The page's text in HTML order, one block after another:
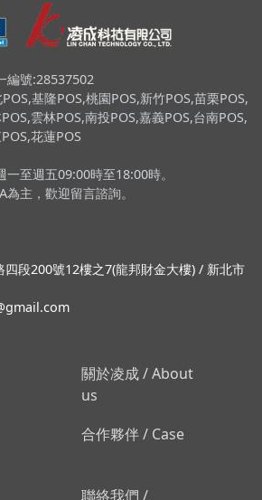
編號:28537502
基隆POS,桃園POS,新竹POS,苗栗POS,
雲林POS,南投POS,嘉義POS,台南POS,
花蓮POS
至週五09:00時至18:00時。
主，歡迎留言諮詢。
段200號12樓之7(龍邦財金大樓) / 新北市
關於凌成 / About
us
合作夥伴 / Case
聯絡我們 /